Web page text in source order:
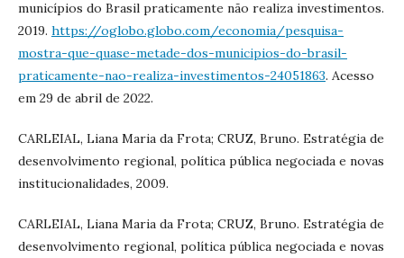
municípios do Brasil praticamente não realiza investimentos.
2019. https://oglobo.globo.com/economia/pesquisa-
mostra-que-quase-metade-dos-municipios-do-brasil-
praticamente-nao-realiza-investimentos-24051863. Acesso
em 29 de abril de 2022.
CARLEIAL, Liana Maria da Frota; CRUZ, Bruno. Estratégia de
desenvolvimento regional, política pública negociada e novas
institucionalidades, 2009.
CARLEIAL, Liana Maria da Frota; CRUZ, Bruno. Estratégia de
desenvolvimento regional, política pública negociada e novas